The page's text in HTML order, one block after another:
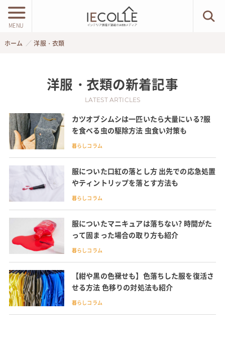
MENU
ホーム 洋服・衣類
洋服・衣類の新着記事
LATEST ARTICLES
カツオブシムシは一匹いたら大量にいる?服
を食べる虫の駆除方法 虫食い対策も
暮らしコラム
服についた口紅の落とし方 出先での応急処置
やティントリップを落とす方法も
暮らしコラム
服についたマニキュアは落ちない? 時間がた
って固まった場合の取り方も紹介
暮らしコラム
【紺や黒の色褪せも】色落ちした服を復活さ
せる方法 色移りの対処法も紹介
暮らしコラム